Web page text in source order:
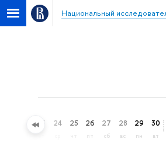
Национальный
23 24 25 26
пт
27
сб
28
вс
29
пн
30
вт